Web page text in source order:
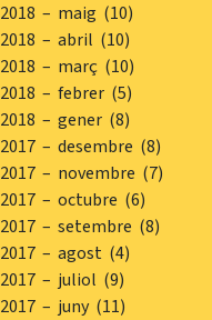
2018 – maig (10)
2018 – abril (10)
2018 – març (10)
2018 – febrer (5)
2018 – gener (8)
2017 – desembre (8)
2017 – novembre (7)
2017 – octubre (6)
2017 – setembre (8)
2017 – agost (4)
2017 – juliol (9)
2017 – juny (11)